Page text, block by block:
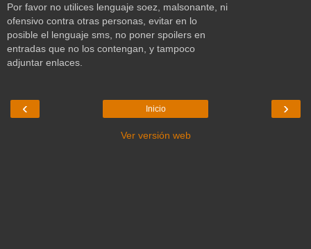
Por favor no utilices lenguaje soez, malsonante, ni
ofensivo contra otras personas, evitar en lo
posible el lenguaje sms, no poner spoilers en
entradas que no los contengan, y tampoco
adjuntar enlaces.
‹ ›
Inicio
Ver versión web